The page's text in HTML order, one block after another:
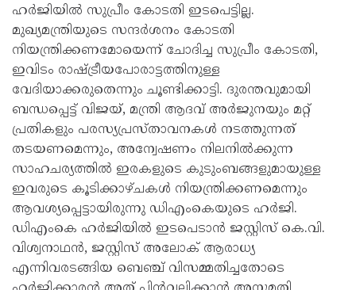
ഹര്‍ജിയില്‍ സുപ്രീം കോടതി ഇടപെട്ടില്ല.
മുഖ്യമന്ത്രിയുടെ സന്ദര്‍ശനം കോടതി
നിയന്ത്രിക്കണമോയെന്ന് ചോദിച്ച സുപ്രീം കോടതി,
ഇവിടം രാഷ്ട്രീയപോരാട്ടത്തിനുള്ള
വേദിയാക്കരുതെന്നും ചൂണ്ടിക്കാട്ടി. ദുരന്തവുമായി
ബന്ധപ്പെട്ട് വിജയ്, മന്ത്രി ആദവ് അര്‍ജുനയും മറ്റ്
പ്രതികളും പരസ്യപ്രസ്താവനകള്‍ നടത്തുന്നത്
തടയണമെന്നും, അന്വേഷണം നിലനില്‍ക്കുന്ന
സാഹചര്യത്തില്‍ ഇരകളുടെ കുടുംബങ്ങളുമായുള്ള
ഇവരുടെ കൂടിക്കാഴ്ചകള്‍ നിയന്ത്രിക്കണമെന്നും
ആവശ്യപ്പെട്ടായിരുന്നു ഡിഎംകെയുടെ ഹര്‍ജി.
ഡിഎംകെ ഹര്‍ജിയില്‍ ഇടപെടാന്‍ ജസ്റ്റിസ് കെ.വി.
വിശ്വനാഥന്‍, ജസ്റ്റിസ് അലോക് ആരാധ്യ
എന്നിവരടങ്ങിയ ബെഞ്ച് വിസമ്മതിച്ചതോടെ